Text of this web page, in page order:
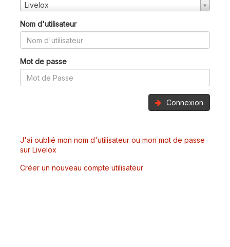
Livelox
Nom d'utilisateur
Mot de passe
Connexion
J'ai oublié mon nom d'utilisateur ou mon mot de passe
sur Livelox
Créer un nouveau compte utilisateur